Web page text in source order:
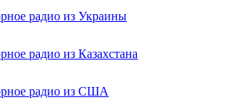
радио из Украины
радио из Казахстана
радио из США